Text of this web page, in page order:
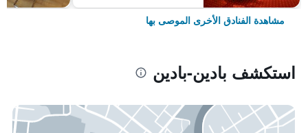
مشاهدة الفنادق الأخرى الموصى بها
استكشف بادين-بادين